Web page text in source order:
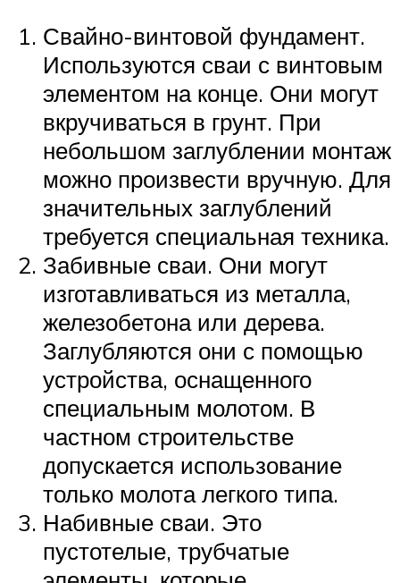
Свайно-винтовой фундамент.
Используются сваи с винтовым
элементом на конце. Они могут
вкручиваться в грунт. При
небольшом заглублении монтаж
можно произвести вручную. Для
значительных заглублений
требуется специальная техника.
Забивные сваи. Они могут
изготавливаться из металла,
железобетона или дерева.
Заглубляются они с помощью
устройства, оснащенного
специальным молотом. В
частном строительстве
допускается использование
только молота легкого типа.
Набивные сваи. Это
пустотелые, трубчатые